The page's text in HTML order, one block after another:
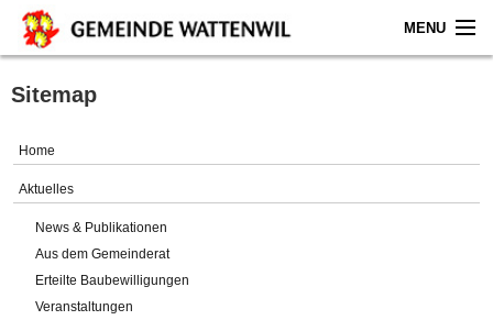
MENU
Home
Gemeinde
Verwaltung
Sitemap
Home
Aktuelles
News & Publikationen
Aus dem Gemeinderat
Erteilte Baubewilligungen
Veranstaltungen